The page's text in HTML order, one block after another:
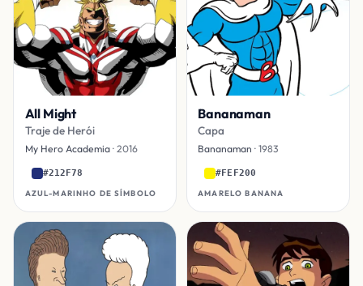
All Might
Traje de Herói
My Hero Academia· 2016
#212F78
AZUL-MARINHO DE SÍMBOLO
Bananaman
Capa
Bananaman · 1983
#FEF200
AMARELO BANANA